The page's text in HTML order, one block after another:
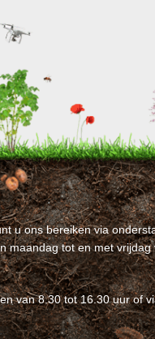
u ons bereiken via
maandag tot en met vrijdag
van 8.30 tot 16.30 uur of